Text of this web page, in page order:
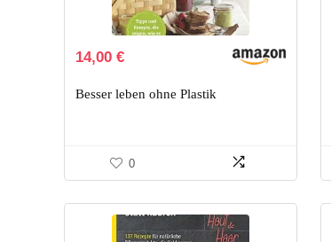
14,00€
Besser leben ohne Plastik
0